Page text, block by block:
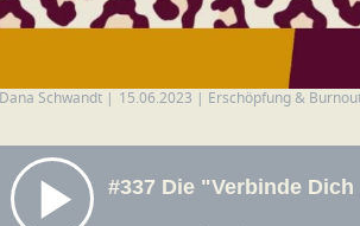
Dana Schwandt 15.06.2023 Erschöpfung &